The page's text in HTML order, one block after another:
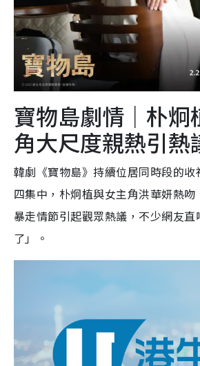
寶物島劇情｜朴炯
角大尺度親熱引熱
韓劇《寶物島》持續位居同時段的
四集中，朴炯植與女主角洪華妍熱
暴走情節引起觀眾熱議，不少網友
了」。